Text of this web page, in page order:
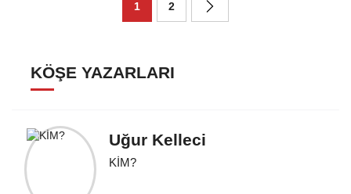
1 2
KÖŞE YAZARLARI
Uğur Kelleci
KİM?